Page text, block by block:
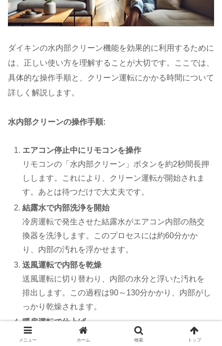
ダイキンの水内部クリーン機能を効果的に利用するために
は、正しい使い方を理解することが大切です。ここでは、
具体的な操作手順と、クリーン運転にかかる時間について
詳しく解説します。
水内部クリーンの操作手順:
エアコン停止中にリモコンを操作
リモコンの「水内部クリーン」ボタンを約2秒間長押
しします。これにより、クリーン運転が開始されま
す​。あとは待つだけで大丈夫です。
結露水で内部洗浄を開始
冷房運転で発生させた結露水がエアコン内部の熱交
換器を洗浄します。このプロセスには約60分かか
り、内部の汚れを浮かせます​​。
送風運転で内部を乾燥
送風運転に切り替わり、内部の水分と浮いた汚れを
排出します。この過程は90～130分かかり、内部がし
っかり乾燥されます​​。
暖房運転で仕上げ
最後に、約2分間の暖房運転が行われ、内部を完全に
メニュー ホーム 検索 トップ